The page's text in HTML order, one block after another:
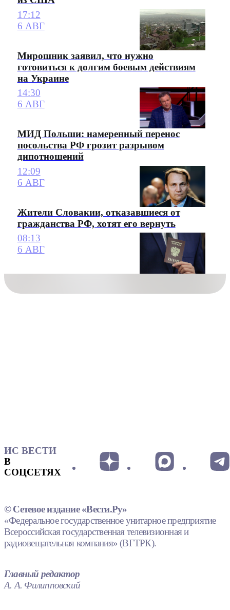
17:12
6 АВГ
Мирошник заявил, что нужно
готовиться к долгим боевым действиям
на Украине
14:30
6 АВГ
МИД Польши: намеренный перенос
посольства РФ грозит разрывом
дипотношений
12:09
6 АВГ
Жители Словакии, отказавшиеся от
гражданства РФ, хотят его вернуть
08:13
6 АВГ
ИС ВЕСТИ
В
СОЦСЕТЯХ
© Сетевое издание «Вести.Ру»
«Федеральное государственное унитарное предприятие
Всероссийская государственная телевизионная и
радиовещательная компания» (ВГТРК).
Главный редактор
А. А. Филипповский